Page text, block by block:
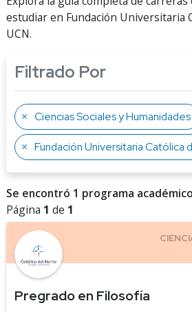
estudiar en Fundación Universitaria
UCN.
Filtrado Por
Ciencias Sociales y Humanidades
Fundación Universitaria Católica del
Se encontró 1 programa académico
Página 1 de 1
Pregrado en Filosofía